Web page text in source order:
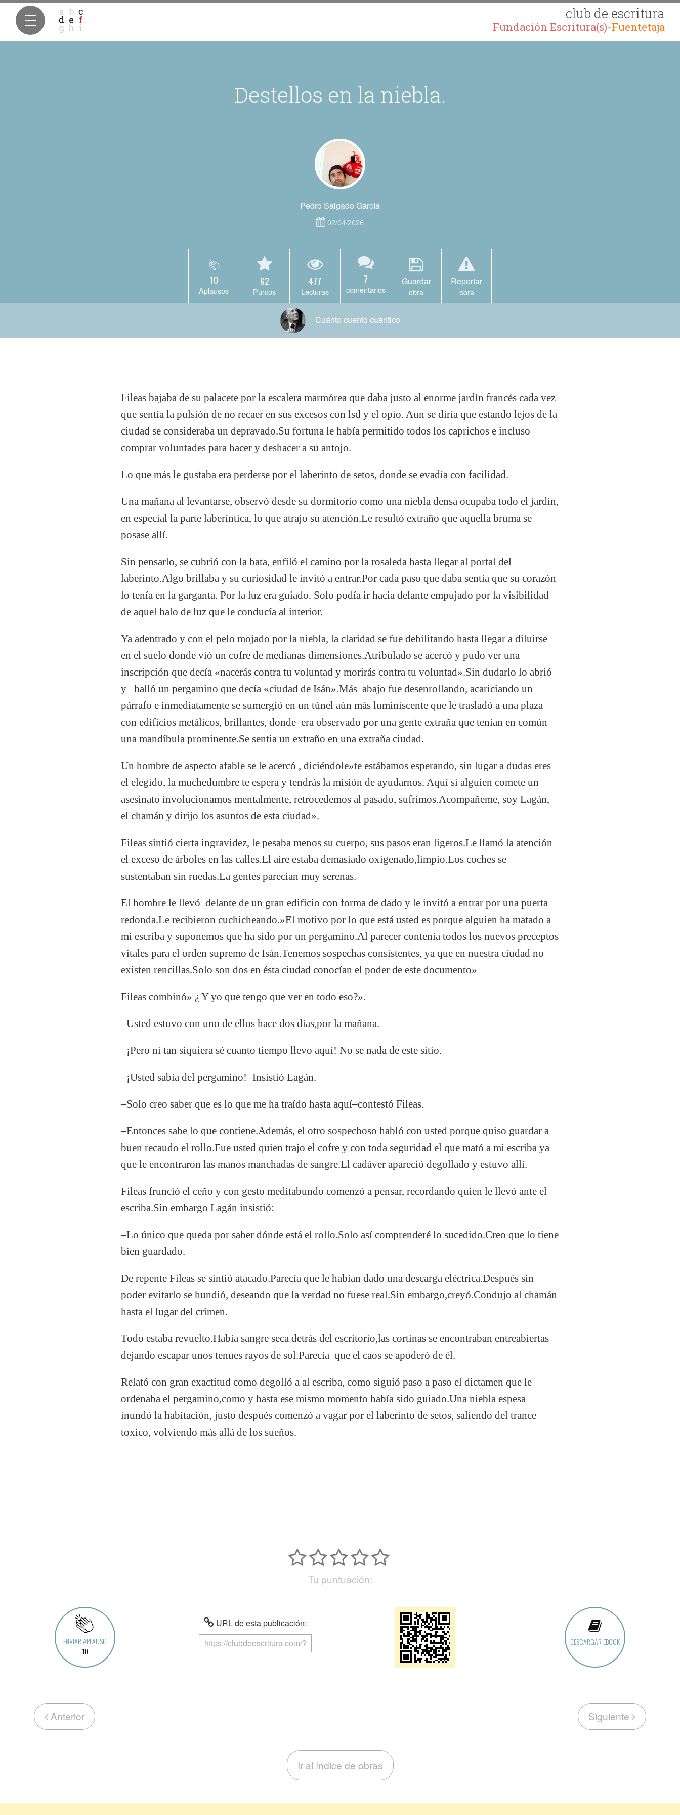
club de escritura
Fundación Escritura(s)-Fuentetaja
Destellos en la niebla.
Pedro Salgado García
02/04/2026
10
Aplausos
62
Puntos
477
Lecturas
7
comentarios
Guardar
obra
Reportar
obra
Cuánto cuento cuántico
Fileas bajaba de su palacete por la escalera marmórea que daba justo al enorme jardín francés cada vez
que sentía la pulsión de no recaer en sus excesos con lsd y el opio. Aun se diría que estando lejos de la
ciudad se consideraba un depravado.Su fortuna le había permitido todos los caprichos e incluso
comprar voluntades para hacer y deshacer a su antojo.
Lo que más le gustaba era perderse por el laberinto de setos, donde se evadía con facilidad.
Una mañana al levantarse, observó desde su dormitorio como una niebla densa ocupaba todo el jardín,
en especial la parte laberíntica, lo que atrajo su atención.Le resultó extraño que aquella bruma se
posase allí.
Sin pensarlo, se cubrió con la bata, enfiló el camino por la rosaleda hasta llegar al portal del
laberinto.Algo brillaba y su curiosidad le invitó a entrar.Por cada paso que daba sentía que su corazón
lo tenía en la garganta. Por la luz era guiado. Solo podía ir hacia delante empujado por la visibilidad
de aquel halo de luz que le conducía al interior.
Ya adentrado y con el pelo mojado por la niebla, la claridad se fue debilitando hasta llegar a diluirse
en el suelo donde vió un cofre de medianas dimensiones.Atribulado se acercó y pudo ver una
inscripción que decía «nacerás contra tu voluntad y morirás contra tu voluntad».Sin dudarlo lo abrió
y halló un pergamino que decía «ciudad de Isán».Más abajo fue desenrollando, acariciando un
párrafo e inmediatamente se sumergió en un túnel aún más luminiscente que le trasladó a una plaza
con edificios metálicos, brillantes, donde era observado por una gente extraña que tenían en común
una mandíbula prominente.Se sentia un extraño en una extraña ciudad.
Un hombre de aspecto afable se le acercó , diciéndole»te estábamos esperando, sin lugar a dudas eres
el elegido, la muchedumbre te espera y tendrás la misión de ayudarnos. Aquí si alguien comete un
asesinato involucionamos mentalmente, retrocedemos al pasado, sufrimos.Acompañeme, soy Lagán,
el chamán y dirijo los asuntos de esta ciudad».
Fileas sintió cierta ingravidez, le pesaba menos su cuerpo, sus pasos eran ligeros.Le llamó la atención
el exceso de árboles en las calles.El aire estaba demasiado oxigenado,limpio.Los coches se
sustentaban sin ruedas.La gentes parecian muy serenas.
El hombre le llevó delante de un gran edificio con forma de dado y le invitó a entrar por una puerta
redonda.Le recibieron cuchicheando.»El motivo por lo que está usted es porque alguien ha matado a
mi escriba y suponemos que ha sido por un pergamino.Al parecer contenía todos los nuevos preceptos
vitales para el orden supremo de Isán.Tenemos sospechas consistentes, ya que en nuestra ciudad no
existen rencillas.Solo son dos en ésta ciudad conocían el poder de este documento»
Fileas combinó» ¿ Y yo que tengo que ver en todo eso?».
–Usted estuvo con uno de ellos hace dos días,por la mañana.
–¡Pero ni tan siquiera sé cuanto tiempo llevo aquí! No se nada de este sitio.
–¡Usted sabía del pergamino!–Insistió Lagán.
–Solo creo saber que es lo que me ha traído hasta aquí–contestó Fileas.
–Entonces sabe lo que contiene.Además, el otro sospechoso habló con usted porque quiso guardar a
buen recaudo el rollo.Fue usted quien trajo el cofre y con toda seguridad el que mató a mi escriba ya
que le encontraron las manos manchadas de sangre.El cadáver apareció degollado y estuvo allí.
Fileas frunció el ceño y con gesto meditabundo comenzó a pensar, recordando quien le llevó ante el
escriba.Sin embargo Lagán insistió:
–Lo único que queda por saber dónde está el rollo.Solo así comprenderé lo sucedido.Creo que lo tiene
bien guardado.
De repente Fileas se sintió atacado.Parecía que le habían dado una descarga eléctrica.Después sin
poder evitarlo se hundió, deseando que la verdad no fuese real.Sin embargo,creyó.Condujo al chamán
hasta el lugar del crimen.
Todo estaba revuelto.Había sangre seca detrás del escritorio,las cortinas se encontraban entreabiertas
dejando escapar unos tenues rayos de sol.Parecía que el caos se apoderó de él.
Relató con gran exactitud como degolló a al escriba, como siguió paso a paso el dictamen que le
ordenaba el pergamino,como y hasta ese mismo momento había sido guiado.Una niebla espesa
inundó la habitación, justo después comenzó a vagar por el laberinto de setos, saliendo del trance
toxico, volviendo más allá de los sueños.
Tu puntuación:
ENVIAR APLAUSO
10
URL de esta publicación:
DESCARGAR EBOOK
Anterior Siguiente
Ir al índice de obras